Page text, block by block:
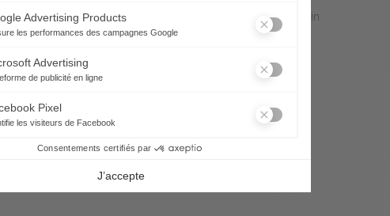
- Blanc/Vert
€
Serviette Bicolore - Rouge/Carmin
PEUVENT AUSSI VOUS PLAIRE